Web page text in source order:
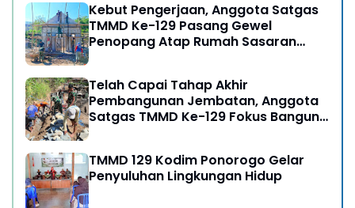
Kebut Pengerjaan, Anggota Satgas
TMMD Ke-129 Pasang Gewel
Penopang Atap Rumah Sasaran
Telah Capai Tahap Akhir
Pembangunan Jembatan, Anggota
Satgas TMMD Ke-129 Fokus Bangun
TMMD 129 Kodim Ponorogo Gelar
Penyuluhan Lingkungan Hidup